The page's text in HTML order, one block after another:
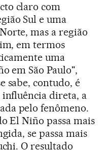
claro com
Sul e uma
mas a região
em termos
uma
em São Paulo",
sabe, contudo, é
influência direta, a
pelo fenômeno.
El Niño passa mais
se passa mais
O resultado